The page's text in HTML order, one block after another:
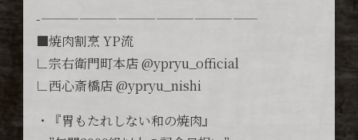
-—————————————————
■焼肉割烹 YP流
∟宗右衛門町本店 @ypryu_official
∟西心斎橋店 @ypryu_nishi
・『胃もたれしない和の焼肉』